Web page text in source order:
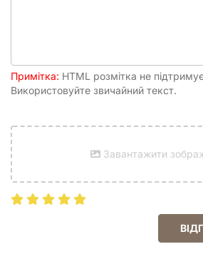
Примітка: HTML розмітка не
Використовуйте звичайний текст.
Завантажити